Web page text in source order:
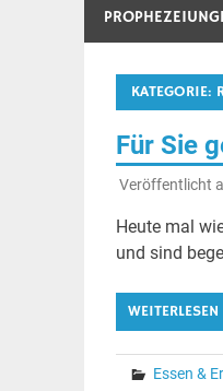
KATEGORIE:
Für Sie
Veröffentlicht
Heute mal
und sind
WEITERLESEN
Essen &